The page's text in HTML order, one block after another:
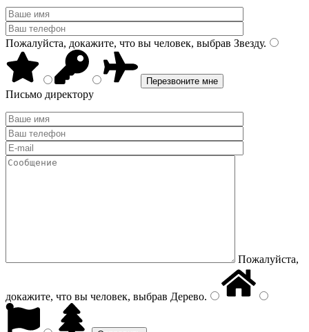
Пожалуйста, докажите, что вы человек, выбрав Звезду.
Письмо директору
Пожалуйста,
докажите, что вы человек, выбрав Дерево.